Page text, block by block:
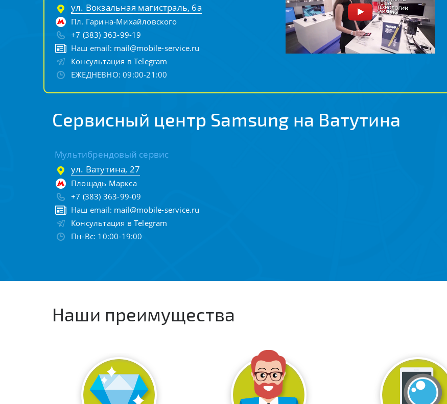
ул. Вокзальная магистраль, 6а
Пл. Гарина-Михайловского
+7 (383) 363-99-19
Наш email: mail@mobile-service.ru
Консультация в Telegram
ЕЖЕДНЕВНО: 09:00-21:00
Сервисный центр Samsung на Ватутина
Мультибрендовый сервис
ул. Ватутина, 27
Площадь Маркса
+7 (383) 363-99-09
Наш email: mail@mobile-service.ru
Консультация в Telegram
Пн-Вс: 10:00-19:00
Наши преимущества